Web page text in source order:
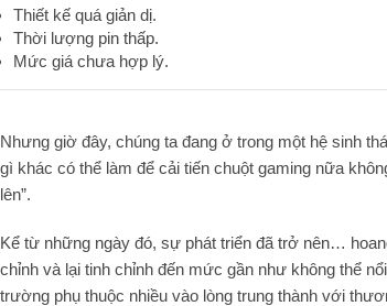
Thiết kế quá giản dị.
Thời lượng pin thấp.
Mức giá chưa hợp lý.
Nhưng giờ đây, chúng ta đang ở trong một hệ sinh
gì khác có thể làm để cải tiến chuột gaming nữa
lên”.
Kể từ những ngày đó, sự phát triển đã trở nên…
chỉnh và lại tinh chỉnh đến mức gần như không thể
trường phụ thuộc nhiều vào lòng trung thành với